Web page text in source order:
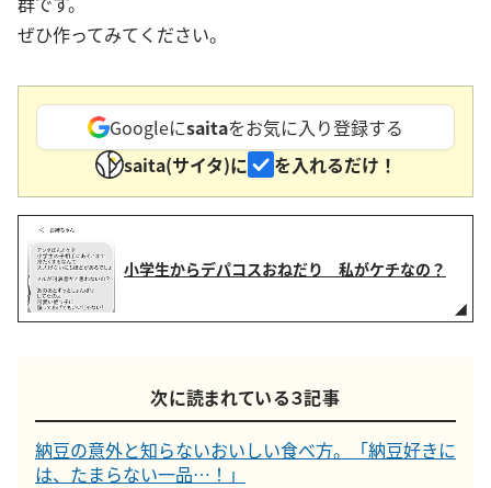
ぜひ作ってみてください。
Googleにsaitaをお気に入り登録する
saita(サイタ)に
を入れるだけ！
小学生からデパコスおねだり 私がケチなの？
次に読まれている３記事
納豆の意外と知らないおいしい食べ方。「納豆好きに
は、たまらない一品…！」